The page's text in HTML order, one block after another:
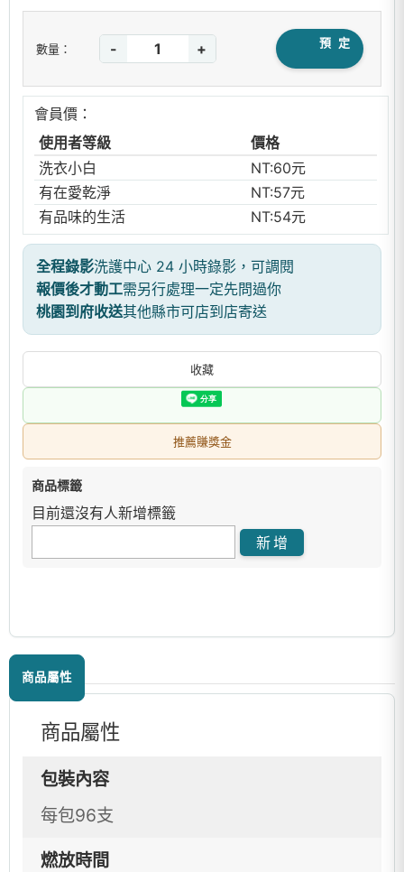
數量： - + 預 定
會員價：
使用者等級
價格
洗衣小白
NT:60元
有在愛乾淨
NT:57元
有品味的生活
NT:54元
全程錄影洗護中心 24 小時錄影，可調閱
報價後才動工需另行處理一定先問過你
桃園到府收送其他縣市可店到店寄送
收藏
推薦賺獎金
商品標籤
目前還沒有人新增標籤
商品屬性
商品屬性
包裝內容
每包96支
燃放時間